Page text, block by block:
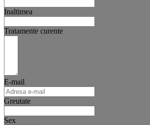
Inaltimea
Tratamente curente
E-mail
Greutate
Sex